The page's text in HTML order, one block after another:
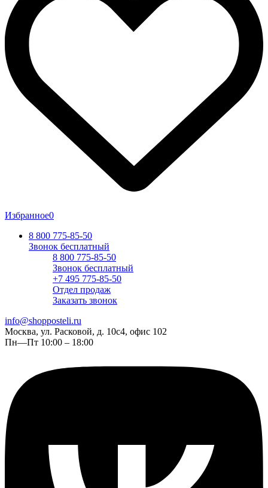
Избранное0
8 800 775-85-50
Звонок бесплатный
8 800 775-85-50
Звонок бесплатный
+7 495 775-85-50
Отдел продаж
Заказать звонок
info@shopposteli.ru
Москва, ул. Расковой, д. 10с4, офис 102
Пн—Пт 10:00 – 18:00